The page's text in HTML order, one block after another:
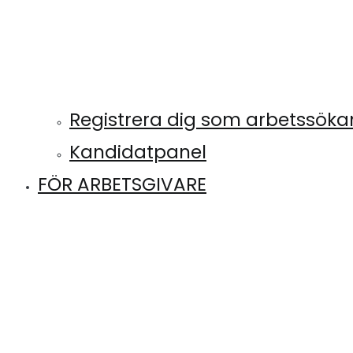
Registrera dig som
Kandidatpanel
FÖR ARBETSGIVARE